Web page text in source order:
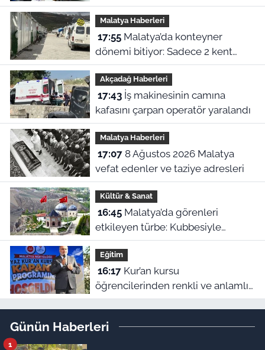
hukukun üzerinde değil"
Malatya Haberleri
17:55Malatya’da konteyner
dönemi bitiyor: Sadece 2 kent
kalacak
Akçadağ Haberleri
17:43İş makinesinin camına
kafasını çarpan operatör yaralandı
Malatya Haberleri
17:078 Ağustos 2026 Malatya
vefat edenler ve taziye adresleri
Kültür & Sanat
16:45Malatya’da görenleri
etkileyen türbe: Kubbesiyle
Kerbela’yı hatırlatıyor
Eğitim
16:17Kur’an kursu
öğrencilerinden renkli ve anlamlı
kapanış gösterisi
Günün Haberleri
1